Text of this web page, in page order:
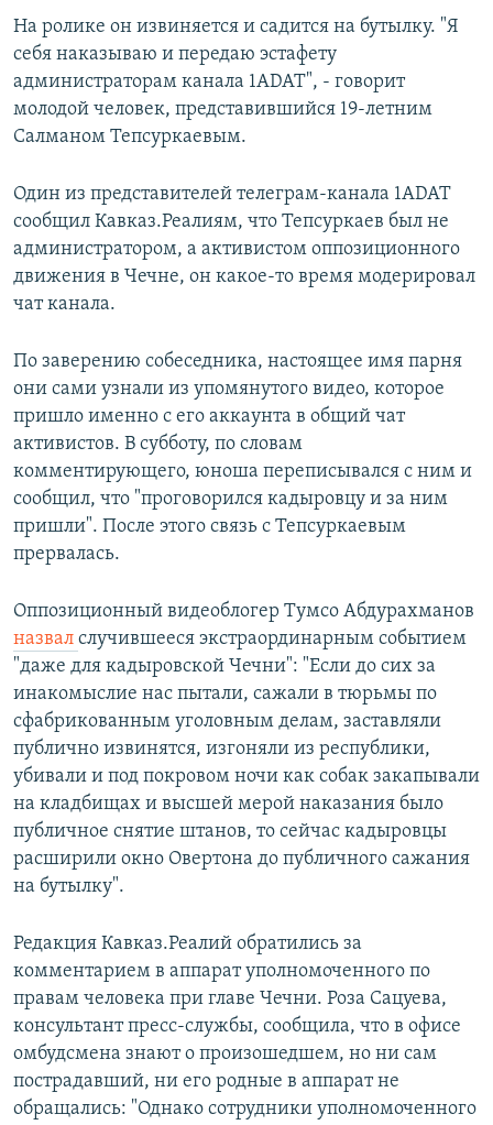
На ролике он извиняется и садится на бутылку. "Я
себя наказываю и передаю эстафету
администраторам канала 1ADAT", - говорит
молодой человек, представившийся 19-летним
Салманом Тепсуркаевым.
Один из представителей телеграм-канала 1ADAT
сообщил Кавказ.Реалиям, что Тепсуркаев был не
администратором, а активистом оппозиционного
движения в Чечне, он какое-то время модерировал
чат канала.
По заверению собеседника, настоящее имя парня
они сами узнали из упомянутого видео, которое
пришло именно с его аккаунта в общий чат
активистов. В субботу, по словам
комментирующего, юноша переписывался с ним и
сообщил, что "проговорился кадыровцу и за ним
пришли". После этого связь с Тепсуркаевым
прервалась.
Оппозиционный видеоблогер Тумсо Абдурахманов
назвал случившееся экстраординарным событием
"даже для кадыровской Чечни": "Если до сих за
инакомыслие нас пытали, сажали в тюрьмы по
сфабрикованным уголовным делам, заставляли
публично извинятся, изгоняли из республики,
убивали и под покровом ночи как собак закапывали
на кладбищах и высшей мерой наказания было
публичное снятие штанов, то сейчас кадыровцы
расширили окно Овертона до публичного сажания
на бутылку".
Редакция Кавказ.Реалий обратились за
комментарием в аппарат уполномоченного по
правам человека при главе Чечни. Роза Сацуева,
консультант пресс-службы, сообщила, что в офисе
омбудсмена знают о произошедшем, но ни сам
пострадавший, ни его родные в аппарат не
обращались: "Однако сотрудники уполномоченного